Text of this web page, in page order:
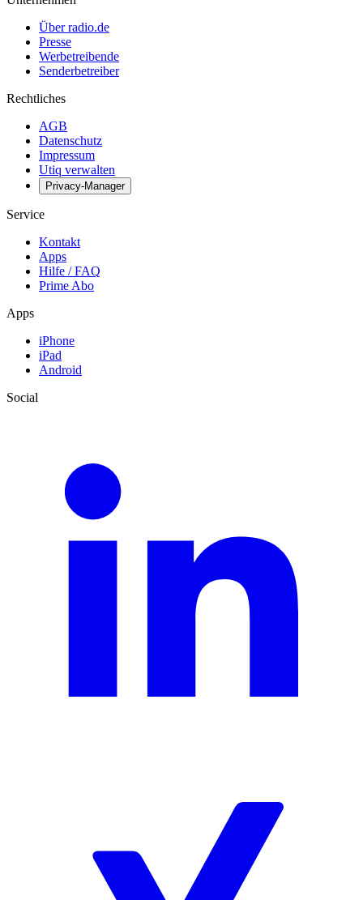
Über radio.de
Presse
Werbetreibende
Senderbetreiber
Rechtliches
AGB
Datenschutz
Impressum
Utiq verwalten
Privacy-Manager
Service
Kontakt
Apps
Hilfe / FAQ
Prime Abo
Apps
iPhone
iPad
Android
Social